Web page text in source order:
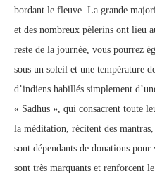
bordant le fleuve. La grande
et des nombreux pèlerins ont lieu
reste de la journée, vous pourrez
sous un soleil et une température
d’indiens habillés simplement
« Sadhus », qui consacrent toute
la méditation, récitent des
sont dépendants de donations
sont très marquants et renforcent